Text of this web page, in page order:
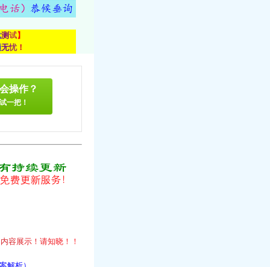
测试】
无忧！
操作？
一把！
内容展示 ！ 请知晓 ！ ！